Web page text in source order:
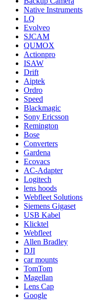
Native Instruments
LQ
Evolveo
SJCAM
QUMOX
Actionpro
ISAW
Drift
Aiptek
Ordro
Speed
Blackmagic
Sony Ericsson
Remington
Bose
Converters
Gardena
Ecovacs
AC-Adapter
Logitech
lens hoods
Webfleet Solutions
Siemens Gigaset
USB Kabel
Klicktel
Webfleet
Allen Bradley
DJI
car mounts
TomTom
Magellan
Lens Cap
Google